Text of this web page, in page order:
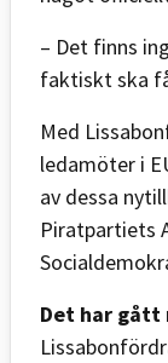
– Det finns
faktiskt ska
Med
ledamöter i
av dessa
Piratpartiets
Det har gått